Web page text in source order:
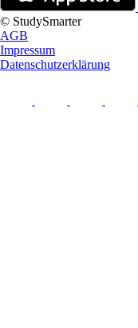
© StudySmarter
AGB
Impressum
Datenschutzerklärung